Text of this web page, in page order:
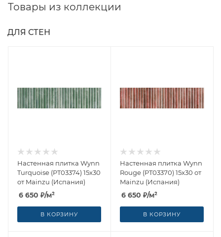
Товары из коллекции
ДЛЯ СТЕН
Настенная плитка Wynn
Turquoise (PT03374) 15x30
от Mainzu (Испания)
6 650 ₽/м²
В КОРЗИНУ
Настенная плитка Wynn
Rouge (PT03370) 15x30 от
Mainzu (Испания)
6 650 ₽/м²
В КОРЗИНУ